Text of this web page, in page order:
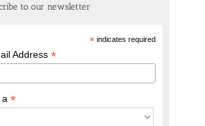
to our newsletter
*indicates required
Address *
a *